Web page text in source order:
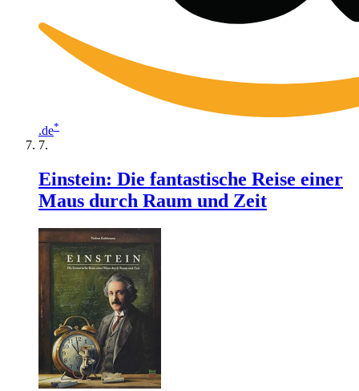
.de*
Einstein: Die fantastische Reise einer
Maus durch Raum und Zeit